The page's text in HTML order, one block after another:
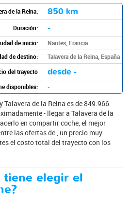
de la Reina: 850 km
Duración: -
de inicio:
Nantes, Francia
de destino:
Talavera de la Reina, España
del trayecto
desde -
disponibles: -
de la Reina es de 849.966
- llegar a Talavera de la
en compartir coche, el mejor
las ofertas de , un precio muy
el costo total del trayecto con los
tiene elegir el